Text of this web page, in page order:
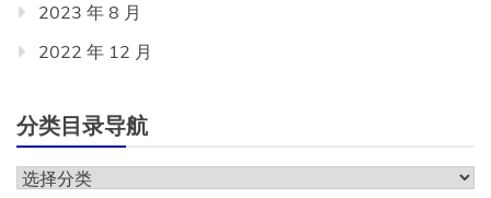
2023 年 8 月
2022 年 12 月
分类目录导航
分